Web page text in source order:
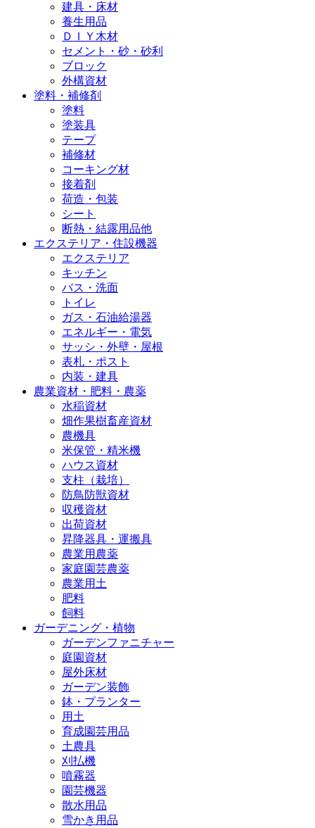
建具・床材
養生用品
ＤＩＹ木材
セメント・砂・砂利
ブロック
外構資材
塗料・補修剤
塗料
塗装具
テープ
補修材
コーキング材
接着剤
荷造・包装
シート
断熱・結露用品他
エクステリア・住設機器
エクステリア
キッチン
バス・洗面
トイレ
ガス・石油給湯器
エネルギー・電気
サッシ・外壁・屋根
表札・ポスト
内装・建具
農業資材・肥料・農薬
水稲資材
畑作果樹畜産資材
農機具
米保管・精米機
ハウス資材
支柱（栽培）
防鳥防獣資材
収穫資材
出荷資材
昇降器具・運搬具
農業用農薬
家庭園芸農薬
農業用土
肥料
飼料
ガーデニング・植物
ガーデンファニチャー
庭園資材
屋外床材
ガーデン装飾
鉢・プランター
用土
育成園芸用品
土農具
刈払機
噴霧器
園芸機器
散水用品
雪かき用品